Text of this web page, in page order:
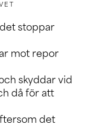
stoppar
mot repor
skyddar vid
då för att
det